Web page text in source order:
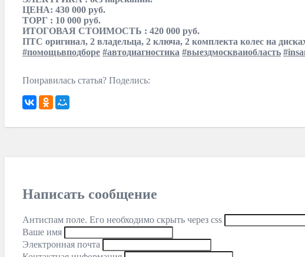
ЦЕНА: 430 000 руб.
ТОРГ : 10 000 руб.
ИТОГОВАЯ СТОИМОСТЬ : 420 000 руб.
ПТС оригинал, 2 владельца, 2 ключа, 2 комплекта колес на
#помощьвподборе #автодиагностика #выездмоскваиобласть
Понравилась статья? Поделись:
Написать сообщение
Антиспам поле. Его необходимо скрыть через css
Ваше имя
Электронная почта